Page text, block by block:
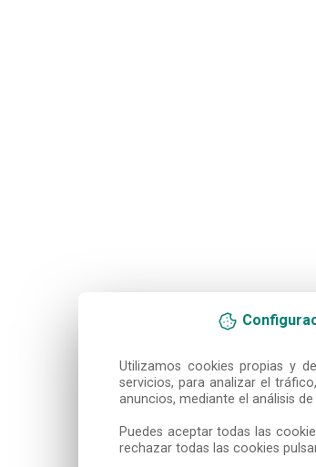
Utilizamos cookies propias y
servicios, para analizar el
anuncios, mediante el análisis
Puedes aceptar todas las
rechazar todas las cookies